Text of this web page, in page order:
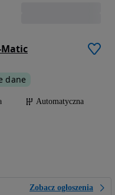
Matic
dane
Automatyczna
Zobacz ogłoszenia